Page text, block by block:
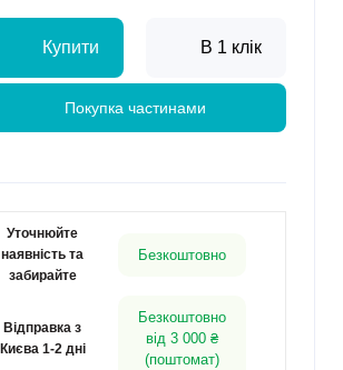
Купити В 1 клік
Покупка частинами
Уточнюйте
наявність та
забирайте
Безкоштовно
Відправка з
Києва 1-2 дні
Безкоштовно
від 3 000 ₴
(поштомат)